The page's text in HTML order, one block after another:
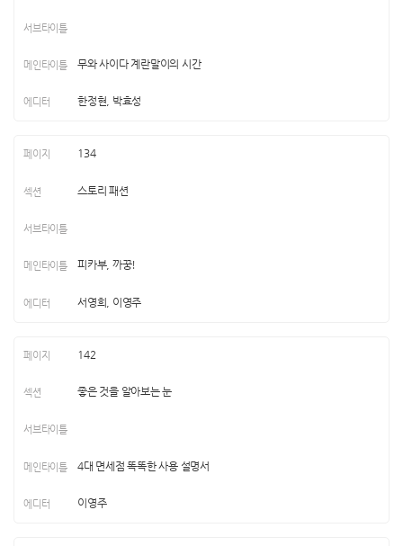
무와 사이다 계란말이의 시간
한정현, 박효성
134
스토리 패션
피카부, 까꿍!
서영희, 이영주
142
좋은 것을 알아보는 눈
4대 면세점 똑똑한 사용 설명서
이영주